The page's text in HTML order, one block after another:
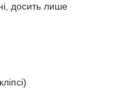
досить лише